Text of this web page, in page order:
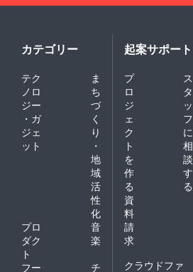
カテゴリー
テク
ノロ
ジー
・ガ
ジェ
ット
ま
ち
づ
く
り
・
地
域
活
性
化
プロ
ダク
ト
音
楽
フー
チ
起案サポート
プ
ロ
ジ
ェ
ク
ト
を
作
る
ス
タ
ッ
フ
に
相
談
す
る
資
料
請
求
クラウドファ